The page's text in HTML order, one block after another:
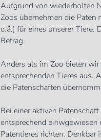
Aufgrund von wiederholten
Zoos übernehmen die
o.ä.) für eines unserer Tiere.
Betrag.
Anders als im Zoo bieten
entsprechenden Tieres aus.
die Patenschaften
Bei einer aktiven
entsprechend
Patentieres richten.